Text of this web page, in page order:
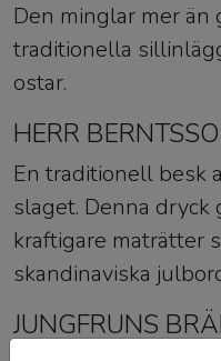
Den minglar mer än
traditionella
ostar.
HERR
En traditionell besk
slaget. Denna
kraftigare maträtter
skandinaviska
JUNGFRUNS